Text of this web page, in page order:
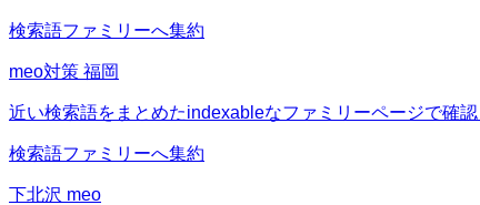
検索語ファミリーへ集約
meo対策 福岡
近い検索語をまとめたindexableなファミリーページで確認
検索語ファミリーへ集約
下北沢 meo